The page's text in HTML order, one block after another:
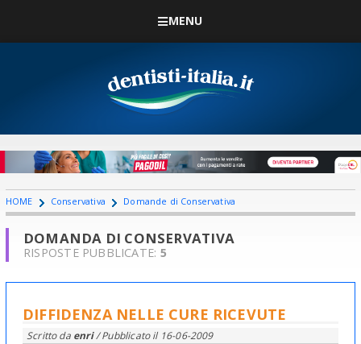
MENU
HOME Conservativa Domande di Conservativa
DOMANDA DI CONSERVATIVA
RISPOSTE PUBBLICATE: 5
DIFFIDENZA NELLE CURE RICEVUTE
Scritto da enri/ Pubblicato il 16-06-2009